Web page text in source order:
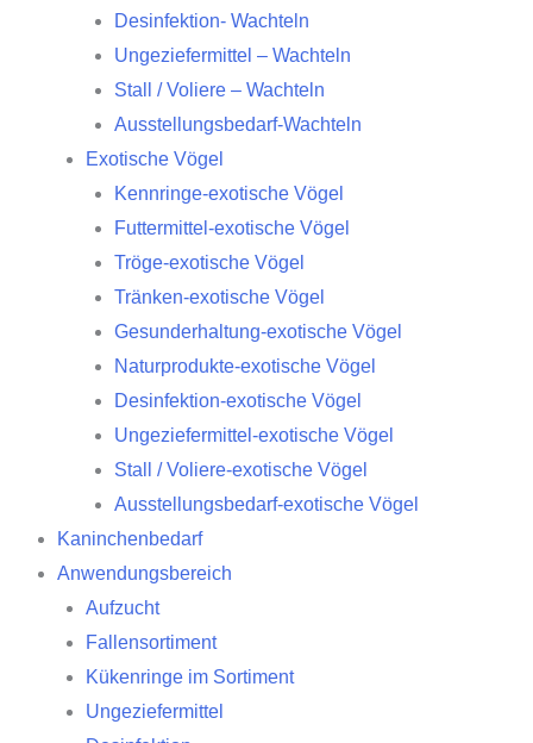
Desinfektion- Wachteln
Ungeziefermittel – Wachteln
Stall / Voliere – Wachteln
Ausstellungsbedarf-Wachteln
Exotische Vögel
Kennringe-exotische Vögel
Futtermittel-exotische Vögel
Tröge-exotische Vögel
Tränken-exotische Vögel
Gesunderhaltung-exotische Vögel
Naturprodukte-exotische Vögel
Desinfektion-exotische Vögel
Ungeziefermittel-exotische Vögel
Stall / Voliere-exotische Vögel
Ausstellungsbedarf-exotische Vögel
Kaninchenbedarf
Anwendungsbereich
Aufzucht
Fallensortiment
Kükenringe im Sortiment
Ungeziefermittel